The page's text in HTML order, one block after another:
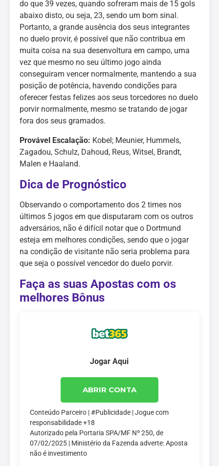
do que 39 vezes, quando sofreram mais de 15 gols
abaixo disto, ou seja, 23, sendo um bom sinal.
Portanto, a grande ausência dos seus integrantes
no duelo provir, é possível que não contribua em
muita coisa na sua desenvoltura em campo, uma
vez que mesmo no seu último jogo ainda
conseguiram vencer normalmente, mantendo a sua
posição de potência, havendo condições para
oferecer festas felizes aos seus torcedores no duelo
porvir normalmente, mesmo se tratando de jogar
fora dos seus gramados.
Provável Escalação: Kobel; Meunier, Hummels,
Zagadou, Schulz, Dahoud, Reus, Witsel, Brandt,
Malen e Haaland.
Dica de Prognóstico
Observando o comportamento dos 2 times nos
últimos 5 jogos em que disputaram com os outros
adversários, não é difícil notar que o Dortmund
esteja em melhores condições, sendo que o jogar
na condição de visitante não seria problema para
que seja o possível vencedor do duelo porvir.
Faça as suas Apostas com os
melhores Bônus
Jogar Aqui
ABRIR CONTA
Conteúdo Parceiro | #Publicidade | Jogue com
responsabilidade +18
Autorizado pela Portaria SPA/MF Nº 250, de
07/02/2025 | Ministério da Fazenda adverte: Aposta
não é investimento